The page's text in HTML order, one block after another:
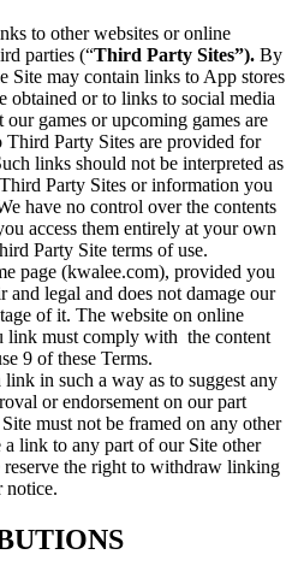
to other websites or online
parties (“Third Party Sites”). By
Site may contain links to App stores
obtained or to links to social media
games or upcoming games are
Party Sites are provided for
links should not be interpreted as
Party Sites or information you
have no control over the contents
access them entirely at your own
Party Site terms of use.
page (kwalee.com), provided you
and legal and does not damage our
of it. The website on online
link must comply with the content
9 of these Terms.
in such a way as to suggest any
or endorsement on our part
must not be framed on any other
a link to any part of our Site other
reserve the right to withdraw linking
notice.